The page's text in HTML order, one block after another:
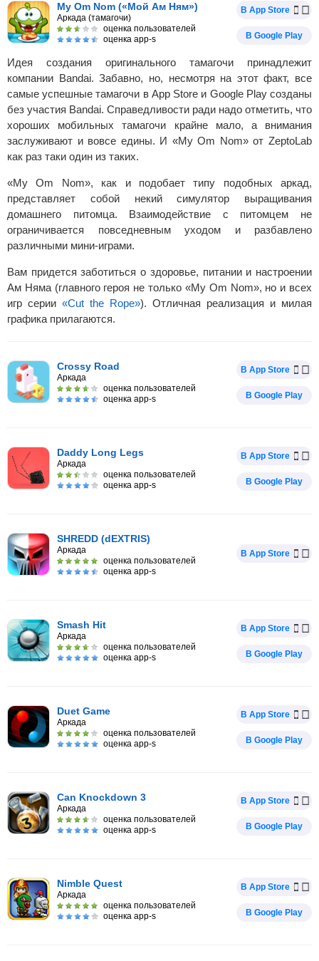
My Om Nom («Мой Ам Ням»)
Аркада (тамагочи)
оценка пользователей
оценка app-s
В App Store
В Google Play
Идея создания оригинального тамагочи принадлежит
компании Bandai. Забавно, но, несмотря на этот факт, все
самые успешные тамагочи в App Store и Google Play созданы
без участия Bandai. Справедливости ради надо отметить, что
хороших мобильных тамагочи крайне мало, а внимания
заслуживают и вовсе едины. И «My Om Nom» от ZeptoLab
как раз таки один из таких.
«My Om Nom», как и подобает типу подобных аркад,
представляет собой некий симулятор выращивания
домашнего питомца. Взаимодействие с питомцем не
ограничивается повседневным уходом и разбавлено
различными мини-играми.
Вам придется заботиться о здоровье, питании и настроении
Ам Няма (главного героя не только «My Om Nom», но и всех
игр серии «Cut the Rope»). Отличная реализация и милая
графика прилагаются.
Crossy Road
Аркада
оценка пользователей
оценка app-s
В App Store
В Google Play
Daddy Long Legs
Аркада
оценка пользователей
оценка app-s
В App Store
В Google Play
SHREDD (dEXTRIS)
Аркада
оценка пользователей
оценка app-s
В App Store
Smash Hit
Аркада
оценка пользователей
оценка app-s
В App Store
В Google Play
Duet Game
Аркада
оценка пользователей
оценка app-s
В App Store
В Google Play
Can Knockdown 3
Аркада
оценка пользователей
оценка app-s
В App Store
В Google Play
Nimble Quest
Аркада
оценка пользователей
оценка app-s
В App Store
В Google Play